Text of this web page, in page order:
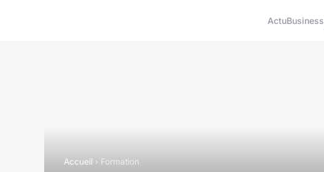
ActuBusiness
Accueil › Formation